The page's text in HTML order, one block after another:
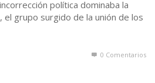
política dominaba la
el grupo surgido de la unión de los
0 Comentarios